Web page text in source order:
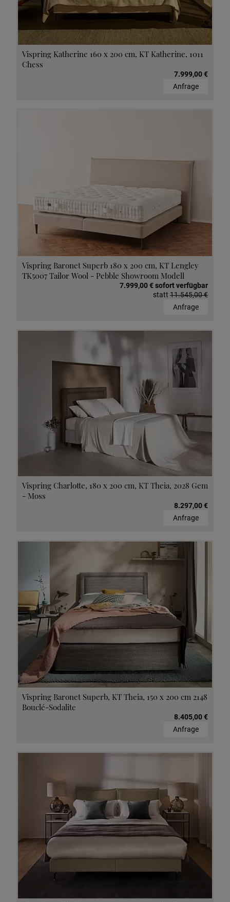
Vispring Katherine 160 x 200 cm, KT Katherine, 1011
Chess
7.999,00 €
Anfrage
Vispring Baronet Superb 180 x 200 cm, KT Lengley
TK5007 Tailor Wool - Pebble Showroom Modell
7.999,00 € sofort verfügbar
statt 11.545,00 €
Anfrage
Vispring Charlotte, 180 x 200 cm, KT Theia, 2028 Gem
- Moss
8.297,00 €
Anfrage
Vispring Baronet Superb, KT Theia, 150 x 200 cm 2148
Bouclé-Sodalite
8.405,00 €
Anfrage